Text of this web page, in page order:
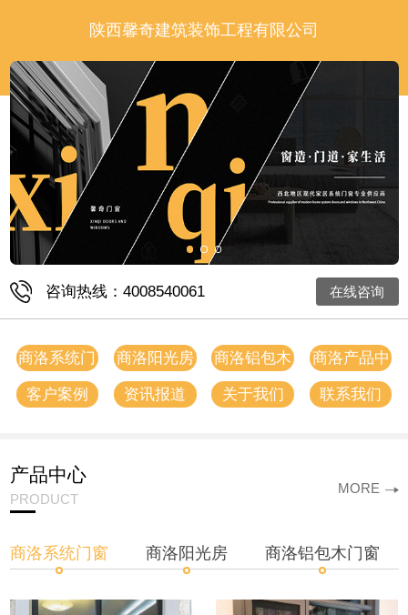
陕西馨奇建筑装饰工程有限公司
咨询热线：4008540061 在线咨询
商洛系统门
窗
商洛阳光房
商洛铝包木
门窗
商洛产品中
心
客户案例 资讯报道 关于我们 联系我们
产品中心
PRODUCT
MORE
商洛系统门窗 商洛阳光房 商洛铝包木门窗